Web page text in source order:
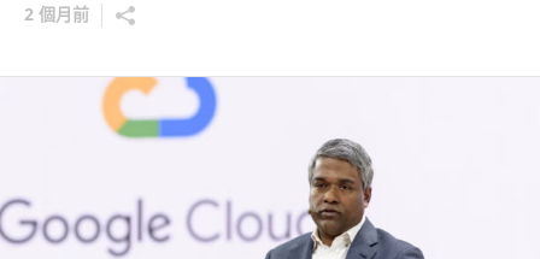
2 個月前